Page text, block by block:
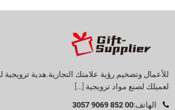
للأعمال وتضخيم رؤية علامتك التجارية.هدية
لعميلك لصنع مواد ترويجية [...]
الهاتف:00 852 9069 3057